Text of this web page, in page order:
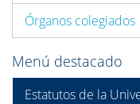
Órganos colegiados
Menú destacado
Estatutos de la